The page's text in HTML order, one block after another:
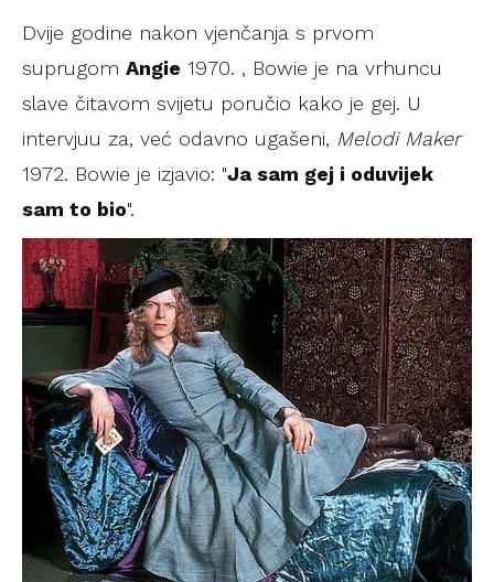
Dvije godine nakon vjenčanja s prvom
suprugom Angie 1970. , Bowie je na vrhuncu
slave čitavom svijetu poručio kako je gej. U
intervjuu za, već odavno ugašeni, Melodi Maker
1972. Bowie je izjavio: "Ja sam gej i oduvijek
sam to bio".